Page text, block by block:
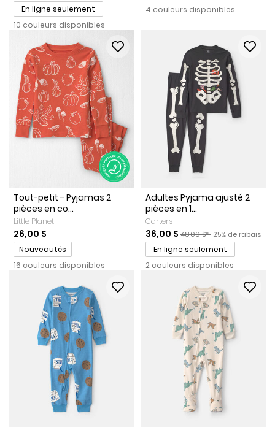
En ligne seulement
10 couleurs disponibles
4 couleurs disponibles
Tout-petit - Pyjamas 2
pièces en co...
Little Planet
26,00 $
Promotions
Nouveautés
16 couleurs disponibles
Adultes Pyjama ajusté 2
pièces en 1...
Carter's
Prix de solde
36,00 $ Prix ​​de détail suggéré par
48,00 $* Pourcentage de
25% de rabais
En ligne seulement
2 couleurs disponibles